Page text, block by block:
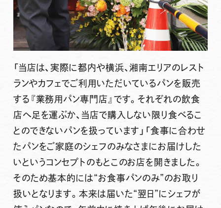
「当店は、実際に都内や横浜、湘南エリアのレスト
ランやカフェでご利用いただいているパンを販売
する『業務用パン専門店』です。それぞれの飲食
店へ足を運ぶか、当店で購入しない限り食べるこ
とのできないパンを扱っています」「食事に合わせ
たパンをご家庭のシェフのみなさまにお届けした
いというコンセプトのもとこのお店を開きました。
そのため基本的には“お食事パンのみ”のお取り
扱いとなります。本来は届いた“翌日”にシェフが